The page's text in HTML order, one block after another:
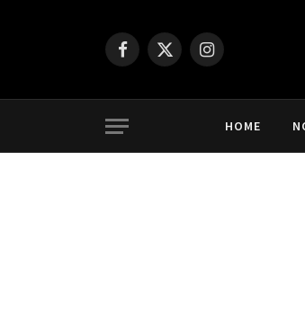
Facebook
X
Instagram
HOME